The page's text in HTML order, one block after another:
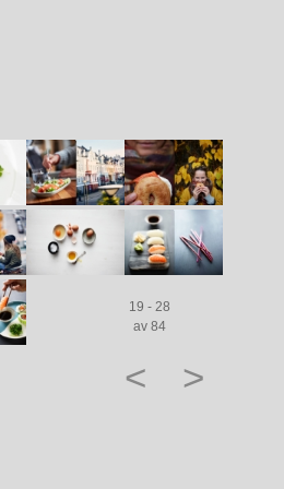
19 - 28
av 84
< >